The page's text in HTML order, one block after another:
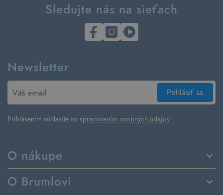
O nákupe
Spôsoby dodania a platby
Vrátenie tovaru a reklamácia
O Brumlovi
Sledujte nás na sieťach
Newsletter
Prihlásiť sa
Prihlásením súhlasíte so spracovaním osobných údajov